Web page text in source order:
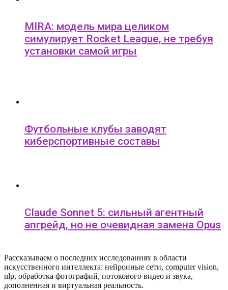
MIRA: модель мира целиком
симулирует Rocket League, не требуя
установки самой игры
Футбольные клубы заводят
киберспортивные составы
Claude Sonnet 5: сильный агентный
апгрейд, но не очевидная замена Opus
Рассказываем о последних исследованиях в области
искусcтвенного интеллекта: нейронные сети, computer vision,
nlp, обработка фотографий, потокового видео и звука,
дополненная и виртуальная реальность.